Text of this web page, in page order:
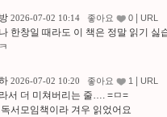
2026-07-02 10:14 좋아요 0 URL
한창일 때라도 이 책은 정말 읽기 싫
2026-07-02 10:20 좋아요 1 URL
서 더 미쳐버리는 줄…. =ㅁ=
서모임책이라 겨우 읽었어요